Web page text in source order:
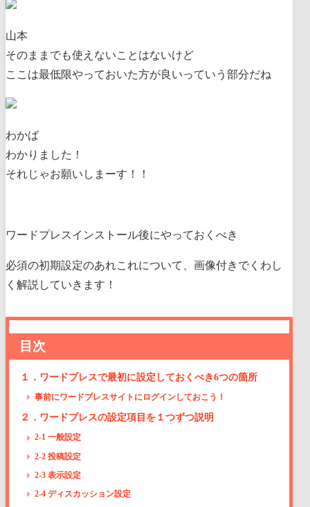
山本
そのままでも使えないことはないけど
ここは最低限やっておいた方が良いっていう部分だね
わかば
わかりました！
それじゃお願いしまーす！！
ワードプレスインストール後にやっておくべき
必須の初期設定のあれこれについて、画像付きでくわし
く解説していきます！
目次
１．ワードプレスで最初に設定しておくべき6つの箇所
事前にワードプレスサイトにログインしておこう！
２．ワードプレスの設定項目を１つずつ説明
2-1 一般設定
2-2 投稿設定
2-3 表示設定
2-4 ディスカッション設定